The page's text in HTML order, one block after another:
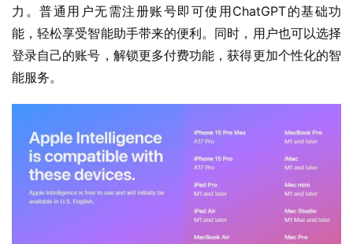
力。普通用户无需注册账号即可使用ChatGPT的基础功
能，轻松享受智能助手带来的便利。同时，用户也可以选择
登录自己的账号，解锁更多付费功能，获得更加个性化的智
能服务。